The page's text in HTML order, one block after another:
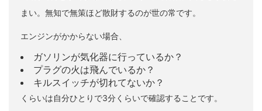
まい。無知で無策ほど散財するのが世の常です。
エンジンがかからない場合、
ガソリンが気化器に行っているか？
プラグの火は飛んでいるか？
キルスイッチが切れてないか？
くらいは自分ひとりで3分くらいで確認することです。